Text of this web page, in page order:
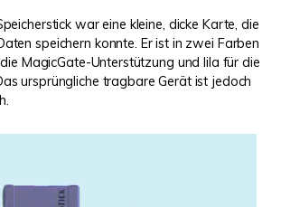
war eine kleine, dicke Karte, die
speichern konnte. Er ist in zwei Farben
MagicGate-Unterstützung und lila für die
ursprüngliche tragbare Gerät ist jedoch